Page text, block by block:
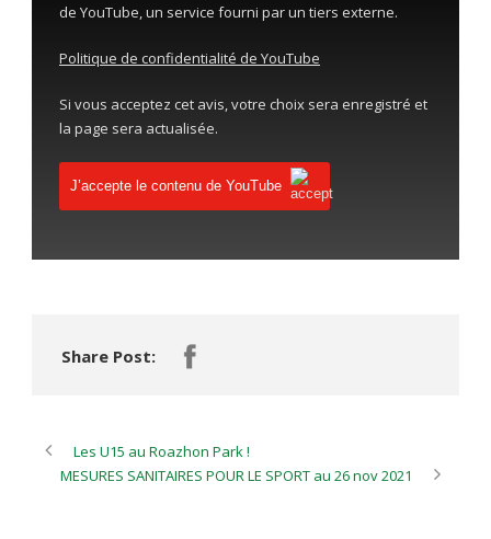
de YouTube, un service fourni par un tiers externe.
Politique de confidentialité de YouTube
Si vous acceptez cet avis, votre choix sera enregistré et
la page sera actualisée.
J’accepte le contenu de YouTube
Share Post:
Les U15 au Roazhon Park !
MESURES SANITAIRES POUR LE SPORT au 26 nov 2021